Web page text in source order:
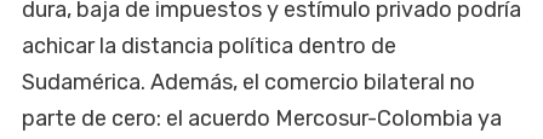
dura, baja de impuestos y estímulo privado podría
achicar la distancia política dentro de
Sudamérica. Además, el comercio bilateral no
parte de cero: el acuerdo Mercosur-Colombia ya